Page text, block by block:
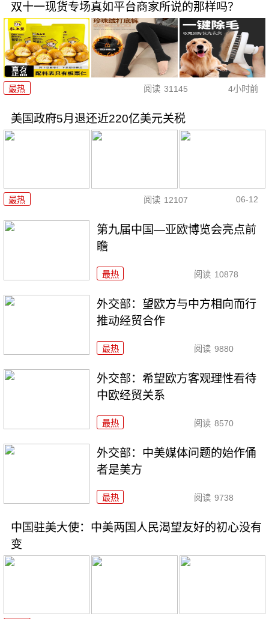
双十一现货专场真如平台商家所说的那样吗？
最热 阅读 31145 4小时前
美国政府5月退还近220亿美元关税
最热 阅读 12107 06-12
第九届中国—亚欧博览会亮点前
瞻
最热 阅读 10878
外交部：望欧方与中方相向而行
推动经贸合作
最热 阅读 9880
外交部：希望欧方客观理性看待
中欧经贸关系
最热 阅读 8570
外交部：中美媒体问题的始作俑
者是美方
最热 阅读 9738
中国驻美大使：中美两国人民渴望友好的初心没有
变